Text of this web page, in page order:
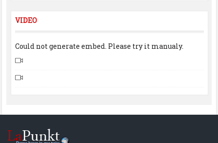
VIDEO
Could not generate embed. Please try it manualy.